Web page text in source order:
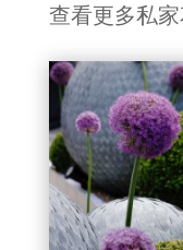
查看更多私